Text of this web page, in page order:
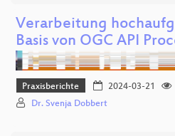
Verarbeitung
Basis von OGC API
Praxisberichte 2024-03-21
Dr. Svenja Dobbert